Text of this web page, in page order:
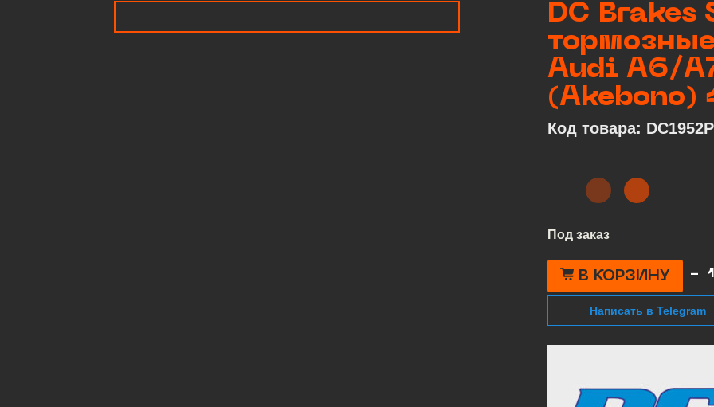
DC Brakes
Audi A6/
(Akebono)
Код товара:
Под заказ
В КОРЗИНУ -
Написать в Telegram